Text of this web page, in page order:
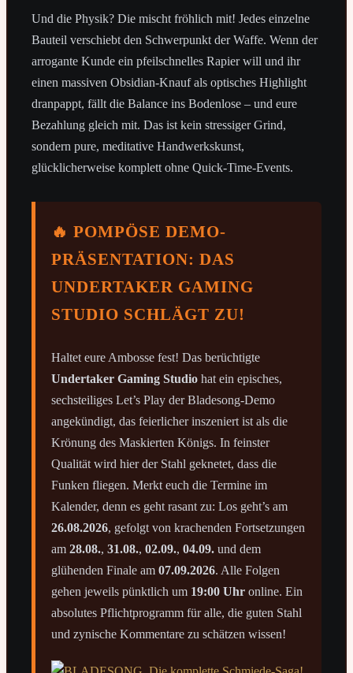
Und die Physik? Die mischt fröhlich mit! Jedes einzelne
Bauteil verschiebt den Schwerpunkt der Waffe. Wenn der
arrogante Kunde ein pfeilschnelles Rapier will und ihr
einen massiven Obsidian-Knauf als optisches Highlight
dranpappt, fällt die Balance ins Bodenlose – und eure
Bezahlung gleich mit. Das ist kein stressiger Grind,
sondern pure, meditative Handwerkskunst,
glücklicherweise komplett ohne Quick-Time-Events.
🔥 POMPÖSE DEMO-
PRÄSENTATION: DAS
UNDERTAKER GAMING
STUDIO SCHLÄGT ZU!
Haltet eure Ambosse fest! Das berüchtigte
Undertaker Gaming Studio hat ein episches,
sechsteiliges Let’s Play der Bladesong-Demo
angekündigt, das feierlicher inszeniert ist als die
Krönung des Maskierten Königs. In feinster
Qualität wird hier der Stahl geknetet, dass die
Funken fliegen. Merkt euch die Termine im
Kalender, denn es geht rasant zu: Los geht’s am
26.08.2026, gefolgt von krachenden Fortsetzungen
am 28.08., 31.08., 02.09., 04.09. und dem
glühenden Finale am 07.09.2026. Alle Folgen
gehen jeweils pünktlich um 19:00 Uhr online. Ein
absolutes Pflichtprogramm für alle, die guten Stahl
und zynische Kommentare zu schätzen wissen!